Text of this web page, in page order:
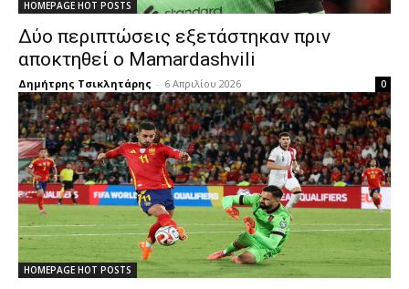
HOMEPAGE HOT POSTS
Δύο περιπτώσεις εξετάστηκαν πριν
αποκτηθεί ο Mamardashvili
Δημήτρης Τσικλητάρης - 6 Απριλίου 2026 0
HOMEPAGE HOT POSTS